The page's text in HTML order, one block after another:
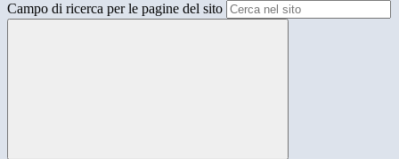
Campo di ricerca per le pagine del sito